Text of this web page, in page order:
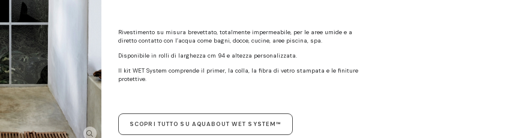
Rivestimento su misura brevettato, totalmente impermeabile, per le aree umide e a
diretto contatto con l’acqua come bagni, docce, cucine, aree piscina, spa.
Disponibile in rolli di larghezza cm 94 e altezza personalizzata.
Il kit WET System comprende il primer, la colla, la fibra di vetro stampata e le finiture
protettive.
SCOPRI TUTTO SU AQUABOUT WET SYSTEM™